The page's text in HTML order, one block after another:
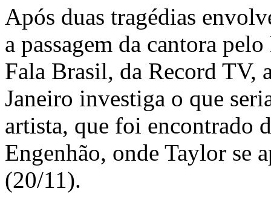
Após duas tragédias
a passagem da cantora
Fala Brasil, da Record
Janeiro investiga o que
artista, que foi encontrado
Engenhão, onde Taylor se
(20/11).